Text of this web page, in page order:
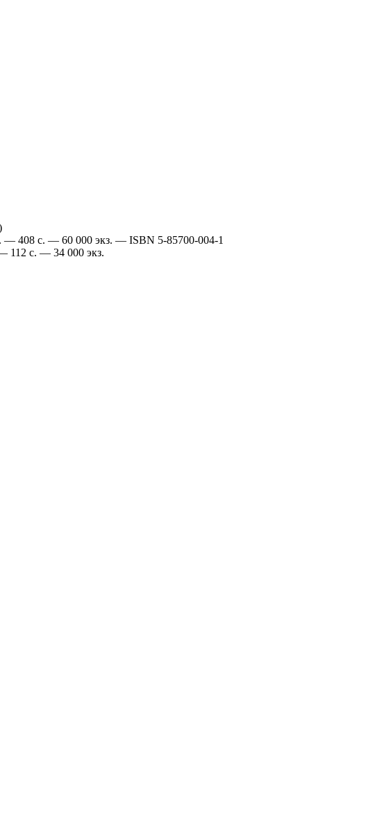
408 с. — 60 000 экз. — ISBN 5-85700-004-1
112 с. — 34 000 экз.